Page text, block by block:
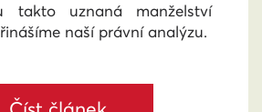
takto uznaná manželství
naší právní analýzu.